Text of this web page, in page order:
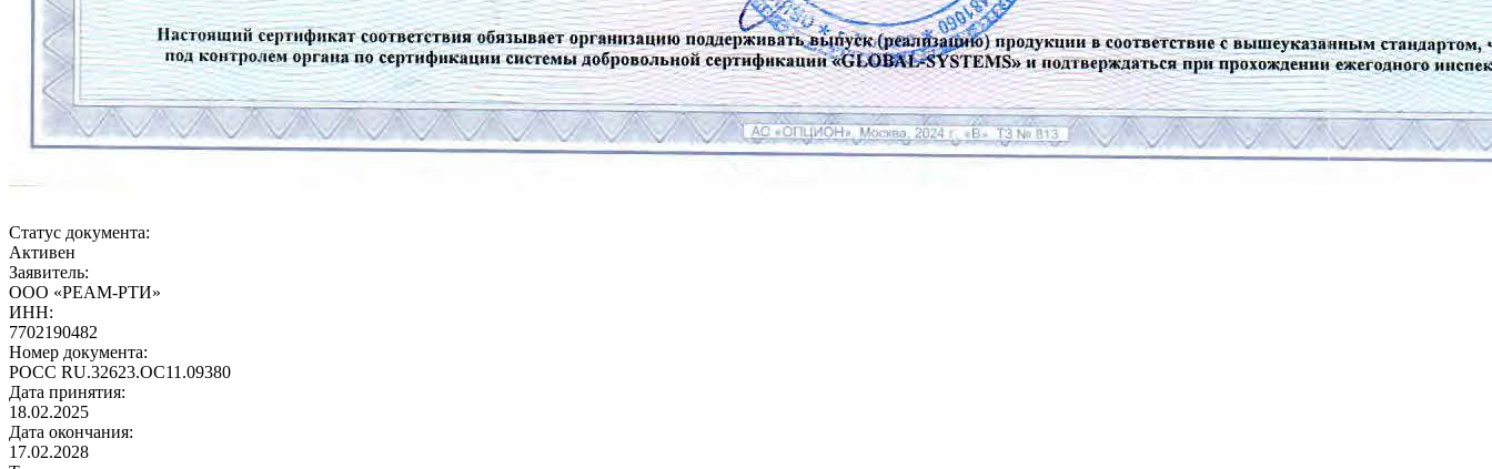
Статус документа:
Активен
Заявитель:
ООО «РЕАМ-РТИ»
ИНН:
7702190482
Номер документа:
РОСС RU.32623.ОС11.09380
Дата принятия:
18.02.2025
Дата окончания:
17.02.2028